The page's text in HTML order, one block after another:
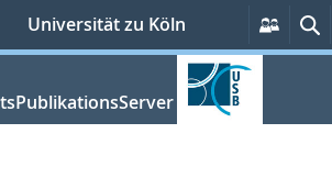
Universität zu Köln